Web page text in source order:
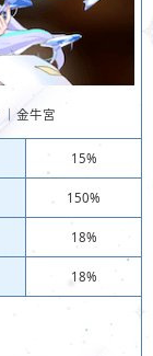
｜金牛宮
15%
150%
18%
18%